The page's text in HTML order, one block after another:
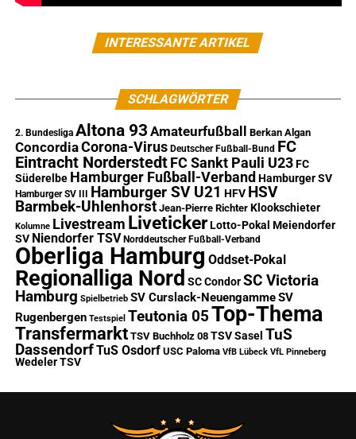
INTERESSANTE ARTIKEL
SCHLAGWÖRTER
2. Bundesliga Altona 93 Amateurfußball Berkan Algan
ConcordiaCorona-Virus Deutscher Fußball-Bund FC
Eintracht Norderstedt FC Sankt Pauli U23 FC
Süderelbe Hamburger Fußball-Verband Hamburger SV
Hamburger SV III Hamburger SV U21 HFV HSV
Barmbek-Uhlenhorst Jean-Pierre Richter Klookschieter
Kolumne Livestream Liveticker Lotto-Pokal Meiendorfer
SV Niendorfer TSV Norddeutscher Fußball-Verband
Oberliga Hamburg Oddset-Pokal
Regionalliga Nord SC Condor SC Victoria
Hamburg Spielbetrieb SV Curslack-NeuengammeSV
Rugenbergen Testspiel Teutonia 05Top-Thema
Transfermarkt TSV Buchholz 08 TSV Sasel TuS
DassendorfTuS Osdorf USC Paloma VfB Lübeck VfL Pinneberg
Wedeler TSV